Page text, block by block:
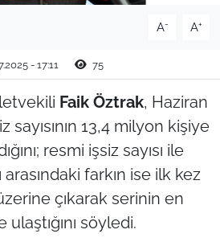
A- A+
- 17:11 75
Faik Öztrak, Haziran
sayısının 13,4 milyon kişiye
resmi işsiz sayısı ile
arasındaki farkın ise ilk kez
çıkarak serinin en
söyledi.